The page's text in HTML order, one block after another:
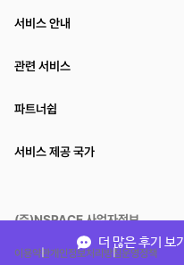
더 많은 후기 보기
서비스 안내
관련 서비스
파트너쉽
서비스 제공 국가
(주)NSPACE 사업자정보
이용약관개인정보처리방침운영정책